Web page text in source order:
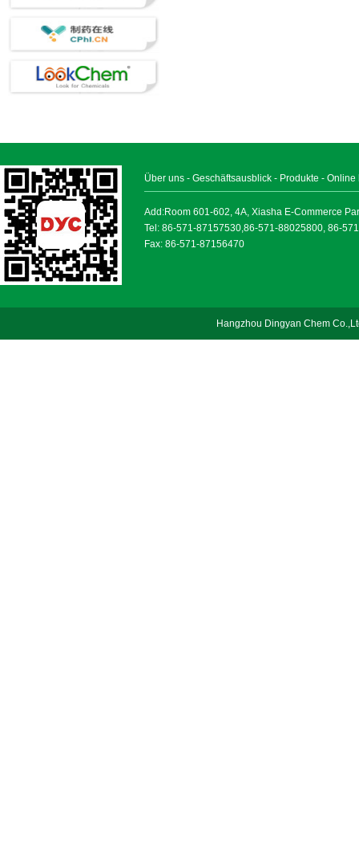
Über uns - Geschäftsausblick - Produkte - Online
Add:Room 601-602, 4A, Xiasha E-Commerce
Tel: 86-571-87157530,86-571-88025800, 86-
Fax: 86-571-87156470
Hangzhou Dingyan Chem